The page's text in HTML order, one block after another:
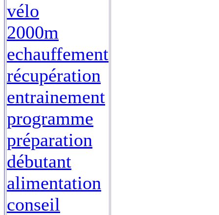
vélo
2000m
echauffement
récupération
entrainement
programme
préparation
débutant
alimentation
conseil